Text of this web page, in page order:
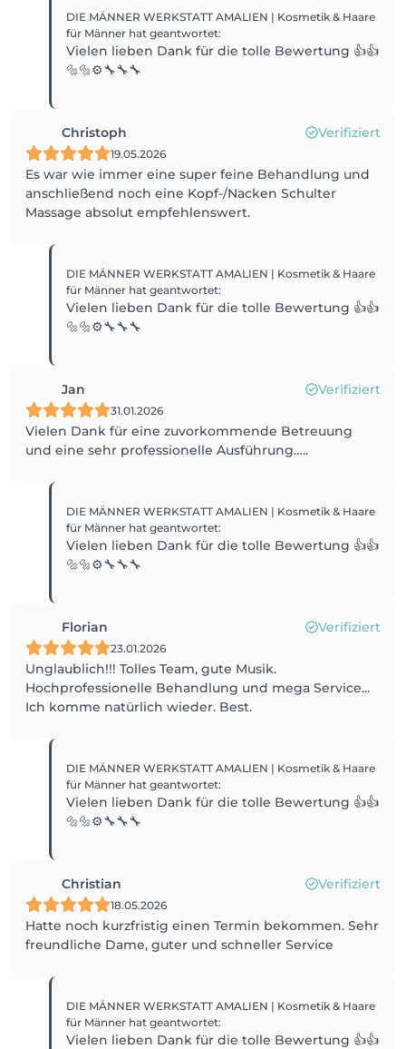
DIE MÄNNER WERKSTATT AMALIEN | Kosmetik & Haare
für Männer hat geantwortet:
Vielen lieben Dank für die tolle Bewertung 👍👍
🔩🔩⚙️🔧🔧🔧
Christoph Verifiziert
19.05.2026
Es war wie immer eine super feine Behandlung und
anschließend noch eine Kopf-/Nacken Schulter
Massage absolut empfehlenswert.
DIE MÄNNER WERKSTATT AMALIEN | Kosmetik & Haare
für Männer hat geantwortet:
Vielen lieben Dank für die tolle Bewertung 👍👍
🔩🔩⚙️🔧🔧🔧
Jan Verifiziert
31.01.2026
Vielen Dank für eine zuvorkommende Betreuung
und eine sehr professionelle Ausführung…..
DIE MÄNNER WERKSTATT AMALIEN | Kosmetik & Haare
für Männer hat geantwortet:
Vielen lieben Dank für die tolle Bewertung 👍👍
🔩🔩⚙️🔧🔧🔧
Florian Verifiziert
23.01.2026
Unglaublich!!! Tolles Team, gute Musik.
Hochprofessionelle Behandlung und mega Service...
Ich komme natürlich wieder. Best.
DIE MÄNNER WERKSTATT AMALIEN | Kosmetik & Haare
für Männer hat geantwortet:
Vielen lieben Dank für die tolle Bewertung 👍👍
🔩🔩⚙️🔧🔧🔧
Christian Verifiziert
18.05.2026
Hatte noch kurzfristig einen Termin bekommen. Sehr
freundliche Dame, guter und schneller Service
DIE MÄNNER WERKSTATT AMALIEN | Kosmetik & Haare
für Männer hat geantwortet:
Vielen lieben Dank für die tolle Bewertung 👍👍